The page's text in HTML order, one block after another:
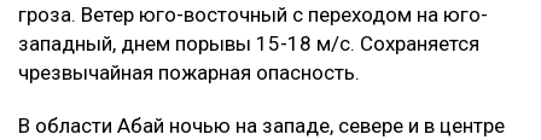
гроза. Ветер юго-восточный с переходом на юго-
западный, днем порывы 15-18 м/с. Сохраняется
чрезвычайная пожарная опасность.
В области Абай ночью на западе, севере и в центре